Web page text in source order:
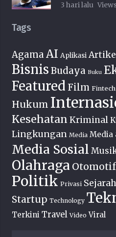
3 hari lalu
Tags
Agama AI Aplikasi
Bisnis Budaya Buku
Featured Film Fintech
Hukum
Kesehatan Kriminal
Lingkungan Media Media
Media Sosial
Olahraga Otomotif
Politik Privasi Sejarah
Startup Technology
Terkini Travel Video Viral